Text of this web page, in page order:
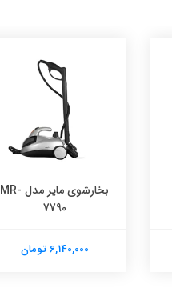
بخارشوی مایر مدل MR-
7790
6,140,000 تومان